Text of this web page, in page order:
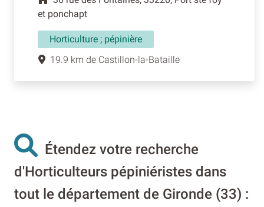
et ponchapt
Horticulture ; pépinière
19.9 km de Castillon-la-Bataille
Étendez votre recherche
d'Horticulteurs pépiniéristes dans
tout le département de Gironde (33) :